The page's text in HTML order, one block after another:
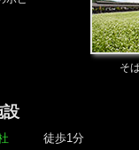
そ
設
徒歩1分